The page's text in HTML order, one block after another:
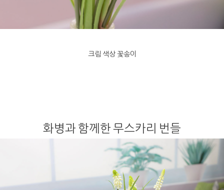
크림 색상 꽃송이
화병과 함께한 무스카리 번들